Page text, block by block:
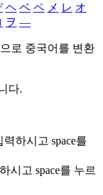
ヘ ベ ペ メ レ オ
ヲ ―
로 중국어를 변환
다.
력하시고 space를
시고 space를 누르